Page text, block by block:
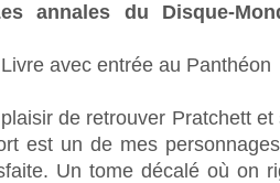
annales du Disque-
Livre avec entrée au Panthéon
de retrouver Pratchett
est un de mes
Un tome décalé où on